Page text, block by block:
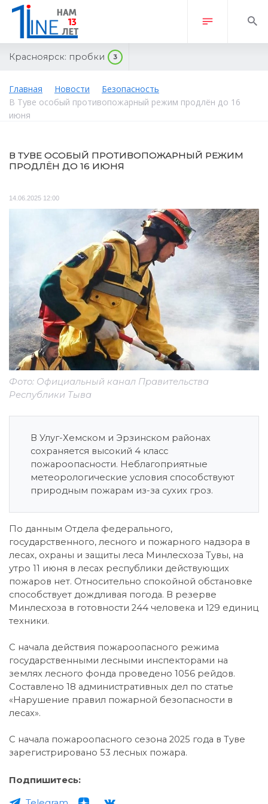
Красноярск: пробки 3
Главная Новости
Безопасность
В Туве особый противопожарный режим продлён до 16
июня
В ТУВЕ ОСОБЫЙ ПРОТИВОПОЖАРНЫЙ РЕЖИМ
ПРОДЛЁН ДО 16 ИЮНЯ
14.06.2025 12:00
Фото: Официальный канал Правительства
Республики Тыва
В Улуг-Хемском и Эрзинском районах
сохраняется высокий 4 класс
пожароопасности. Неблагоприятные
метеорологические условия способствуют
природным пожарам из-за сухих гроз.
По данным Отдела федерального,
государственного, лесного и пожарного надзора в
лесах, охраны и защиты леса Минлесхоза Тувы, на
утро 11 июня в лесах республики действующих
пожаров нет. Относительно спокойной обстановке
способствует дождливая погода. В резерве
Минлесхоза в готовности 244 человека и 129 единиц
техники.
С начала действия пожароопасного режима
государственными лесными инспекторами на
землях лесного фонда проведено 1056 рейдов.
Составлено 18 административных дел по статье
«Нарушение правил пожарной безопасности в
лесах».
С начала пожароопасного сезона 2025 года в Туве
зарегистрировано 53 лесных пожара.
Подпишитесь: